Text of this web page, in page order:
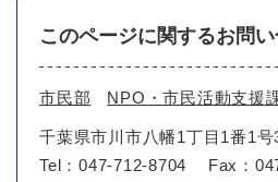
このページに関するお問
市民部 NPO・市民活動支援
千葉県市川市八幡1丁目1番1号
Tel：047-712-8704
Fax：